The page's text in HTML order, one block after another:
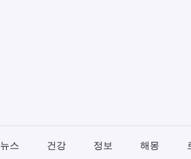
뉴스 건강 정보 해몽